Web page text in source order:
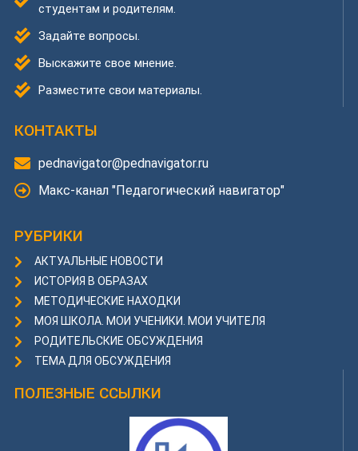
студентам и родителям.
Задайте вопросы.
Выскажите свое мнение.
Разместите свои материалы.
КОНТАКТЫ
pednavigator@pednavigator.ru
Макс-канал "Педагогический навигатор"
РУБРИКИ
АКТУАЛЬНЫЕ НОВОСТИ
ИСТОРИЯ В ОБРАЗАХ
МЕТОДИЧЕСКИЕ НАХОДКИ
МОЯ ШКОЛА. МОИ УЧЕНИКИ. МОИ УЧИТЕЛЯ
РОДИТЕЛЬСКИЕ ОБСУЖДЕНИЯ
ТЕМА ДЛЯ ОБСУЖДЕНИЯ
ПОЛЕЗНЫЕ ССЫЛКИ